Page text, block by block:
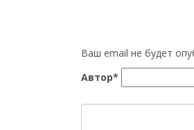
Ваш email не будет
Автор*